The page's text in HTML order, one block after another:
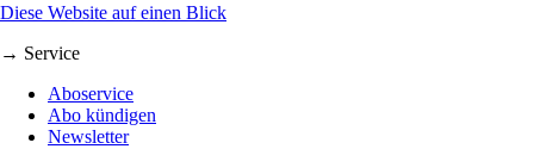
Diese Website auf einen Blick
→ Service
Aboservice
Abo kündigen
Newsletter